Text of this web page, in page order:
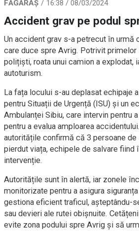
FĂGĂRAȘ 16:38 / 08/03/2024
Accident grav pe podul
Un accident grav s-a petrecut în urmă
care duce spre Avrig. Potrivit
polițiști, roata unui camion a explodat,
autoturism.
La fața locului s-au deplasat echipaje
pentru Situații de Urgență (ISU) și un
Ambulanței Sibiu, care intervin pentru
pentru a evalua amploarea
autoritățile confirmă că 3 persoane
pierdut viața, echipele de salvare fiind
intervenție.
Autoritățile sunt în alertă, iar zonele
monitorizate pentru a asigura
gestiona eficient traficul, așteptându-
sau devieri ale rutei obișnuite.
evite zona podului spre Avrig și să